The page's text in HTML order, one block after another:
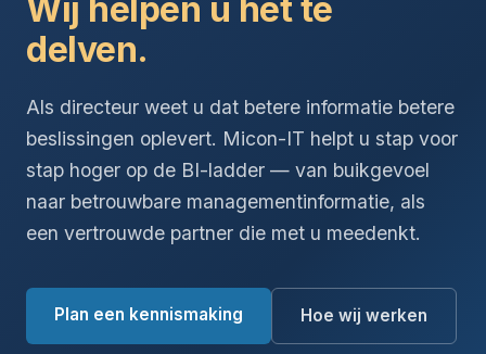
Wij helpen u het te
delven.
Als directeur weet u dat betere informatie betere
beslissingen oplevert. Micon-IT helpt u stap voor
stap hoger op de BI-ladder — van buikgevoel
naar betrouwbare managementinformatie, als
een vertrouwde partner die met u meedenkt.
Plan een kennismaking Hoe wij werken